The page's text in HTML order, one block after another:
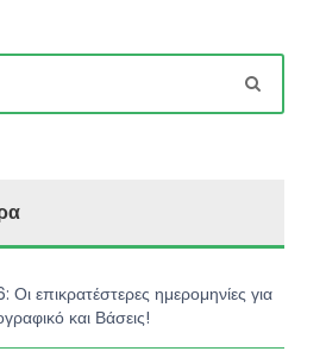
Οι επικρατέστερες ημερομηνίες για
και Βάσεις!